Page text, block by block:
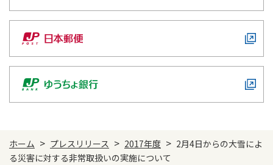
ホーム > プレスリリース > 2017年度 > 2月4日からの大雪によ
る災害に対する非常取扱いの実施について